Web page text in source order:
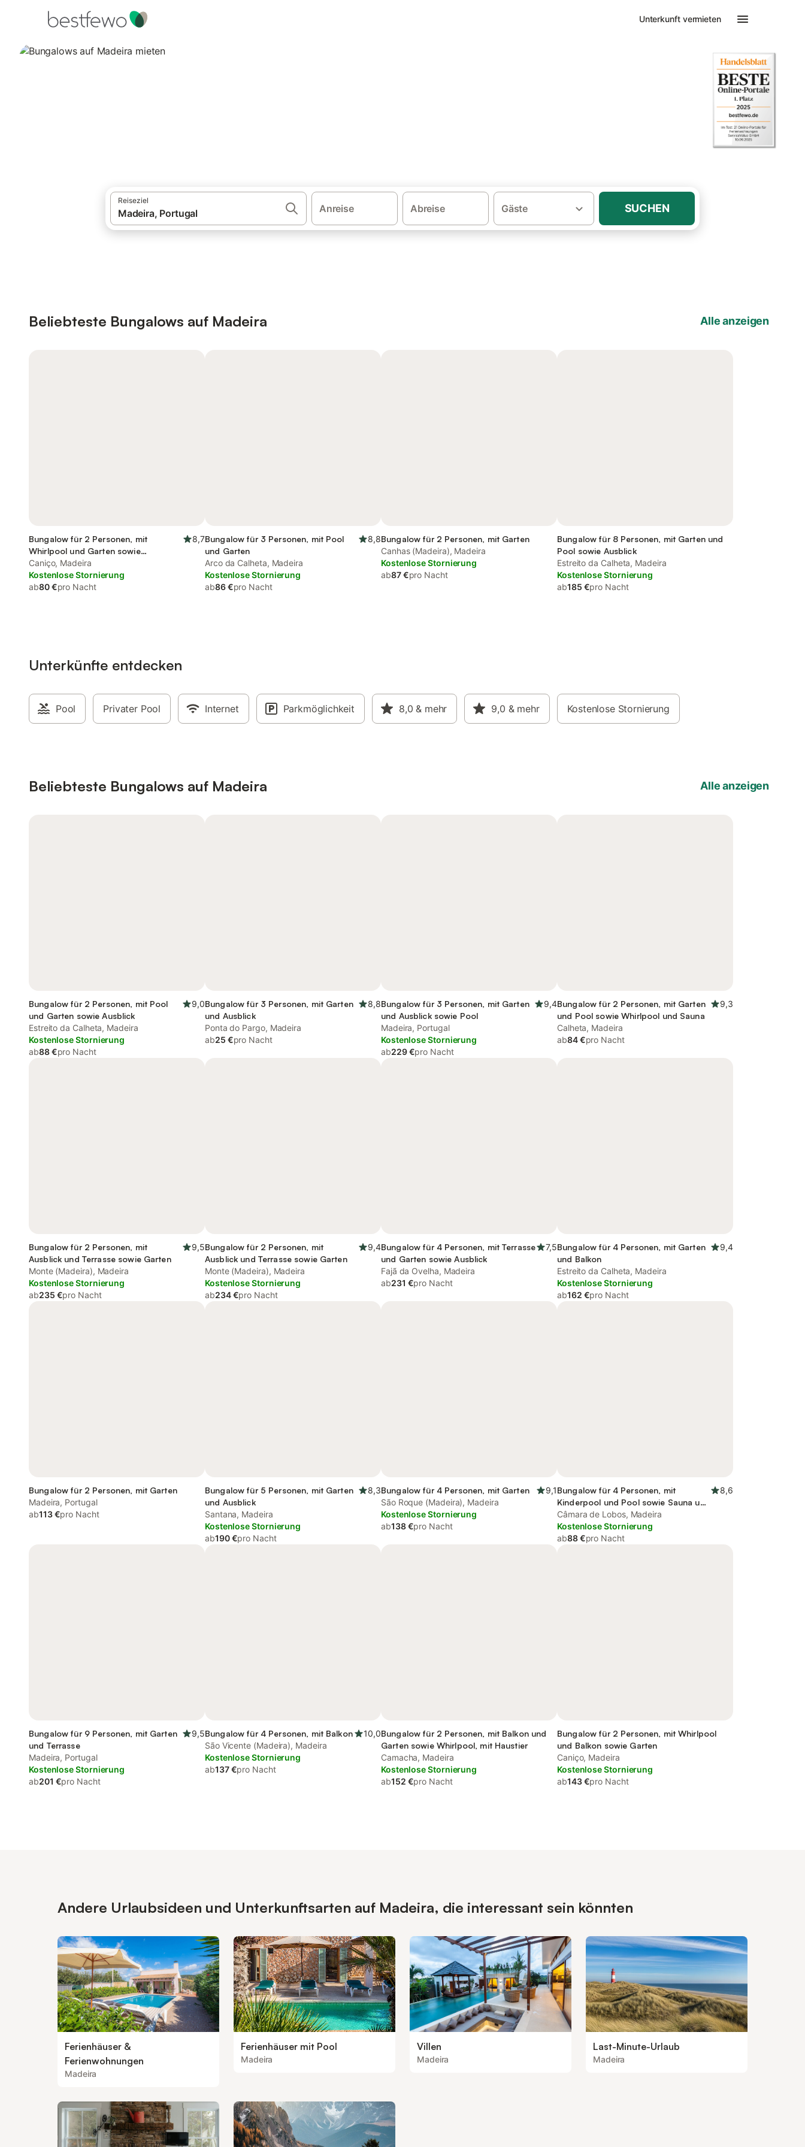
Unterkunft vermieten
Reiseziel
Anreise Abreise Gäste SUCHEN
Beliebteste Bungalows auf Madeira Alle anzeigen
Bungalow für 2 Personen, mit
Whirlpool und Garten sowie
Kinderpool
8,7
Caniço, Madeira
Kostenlose Stornierung
ab80 €pro Nacht
Bungalow für 3 Personen, mit Pool
und Garten
8,8
Arco da Calheta, Madeira
Kostenlose Stornierung
ab86 €pro Nacht
Bungalow für 2 Personen, mit Garten
Canhas (Madeira), Madeira
Kostenlose Stornierung
ab87 €pro Nacht
Bungalow für 8 Personen, mit Garten und
Pool sowie Ausblick
Estreito da Calheta, Madeira
Kostenlose Stornierung
ab185 €pro Nacht
Unterkünfte entdecken
Pool Privater Pool Internet Parkmöglichkeit 8,0 & mehr 9,0 & mehr Kostenlose Stornierung
Beliebteste Bungalows auf Madeira Alle anzeigen
Bungalow für 2 Personen, mit Pool
und Garten sowie Ausblick
9,0
Estreito da Calheta, Madeira
Kostenlose Stornierung
ab88 €pro Nacht
Bungalow für 3 Personen, mit Garten
und Ausblick
8,8
Ponta do Pargo, Madeira
ab25 €pro Nacht
Bungalow für 3 Personen, mit Garten
und Ausblick sowie Pool
9,4
Madeira, Portugal
Kostenlose Stornierung
ab229 €pro Nacht
Bungalow für 2 Personen, mit Garten
und Pool sowie Whirlpool und Sauna
9,3
Calheta, Madeira
ab84 €pro Nacht
Bungalow für 2 Personen, mit
Ausblick und Terrasse sowie Garten
9,5
Monte (Madeira), Madeira
Kostenlose Stornierung
ab235 €pro Nacht
Bungalow für 2 Personen, mit
Ausblick und Terrasse sowie Garten
9,4
Monte (Madeira), Madeira
Kostenlose Stornierung
ab234 €pro Nacht
Bungalow für 4 Personen, mit Terrasse
und Garten sowie Ausblick
7,5
Fajã da Ovelha, Madeira
ab231 €pro Nacht
Bungalow für 4 Personen, mit Garten
und Balkon
9,4
Estreito da Calheta, Madeira
Kostenlose Stornierung
ab162 €pro Nacht
Bungalow für 2 Personen, mit Garten
Madeira, Portugal
ab113 €pro Nacht
Bungalow für 5 Personen, mit Garten
und Ausblick
8,3
Santana, Madeira
Kostenlose Stornierung
ab190 €pro Nacht
Bungalow für 4 Personen, mit Garten
9,1
São Roque (Madeira), Madeira
Kostenlose Stornierung
ab138 €pro Nacht
Bungalow für 4 Personen, mit
Kinderpool und Pool sowie Sauna und
Garten
8,6
Câmara de Lobos, Madeira
Kostenlose Stornierung
ab88 €pro Nacht
Bungalow für 9 Personen, mit Garten
und Terrasse
9,5
Madeira, Portugal
Kostenlose Stornierung
ab201 €pro Nacht
Bungalow für 4 Personen, mit Balkon
10,0
São Vicente (Madeira), Madeira
Kostenlose Stornierung
ab137 €pro Nacht
Bungalow für 2 Personen, mit Balkon und
Garten sowie Whirlpool, mit Haustier
Camacha, Madeira
Kostenlose Stornierung
ab152 €pro Nacht
Bungalow für 2 Personen, mit Whirlpool
und Balkon sowie Garten
Caniço, Madeira
Kostenlose Stornierung
ab143 €pro Nacht
Andere Urlaubsideen und Unterkunftsarten auf Madeira, die interessant sein könnten
Ferienhäuser &
Ferienwohnungen
Madeira
Ferienhäuser mit Pool
Madeira
Villen
Madeira
Last-Minute-Urlaub
Madeira